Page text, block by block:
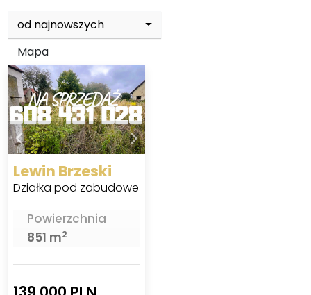
od najnowszych
Mapa
Lewin Brzeski
Działka pod zabudowe
Powierzchnia
851 m2